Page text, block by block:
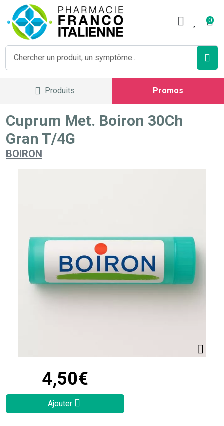
0
Produits Promos
Cuprum Met. Boiron 30Ch
Gran T/4G
BOIRON
4,50€
Ajouter